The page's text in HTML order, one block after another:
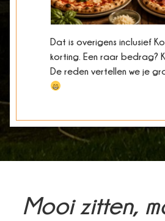
Dat is overigens inclusief
korting. Een raar bedrag?
De reden vertellen we je
Mooi zitten,